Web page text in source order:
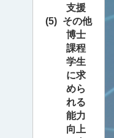
支援
その他
博士
課程
学生
に求
めら
れる
能力
向上